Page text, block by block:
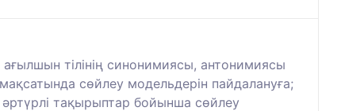
тілінің синонимиясы, антонимиясы
сөйлеу модельдерін пайдалануға;
әртүрлі тақырыптар бойынша сөйлеу